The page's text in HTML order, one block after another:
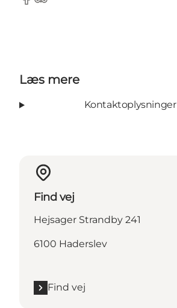
Facebook
Tripadvisor
Læs mere
Kontaktoplysninger
Find vej
Hejsager Strandby 241
6100 Haderslev
Find vej